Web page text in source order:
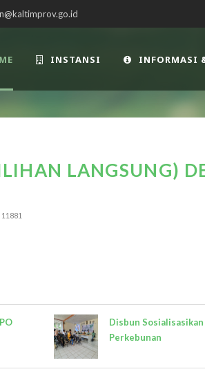
INSTANSI INFORMASI
LANGSUNG)
11881
Disbun
Perkebunan